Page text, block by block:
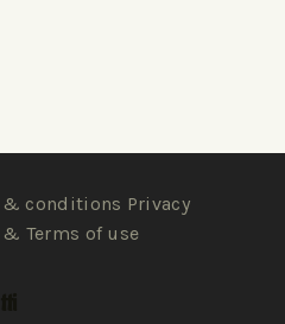
& conditions Privacy
Terms of use